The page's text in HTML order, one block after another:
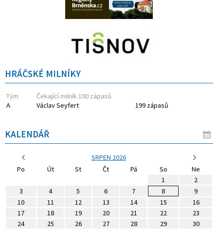
HRÁČSKÉ MILNÍKY
Tým
Čekající milník 100 zápasů
A
Václav Seyfert 199 zápasů
KALENDÁŘ
SRPEN 2026
Po
Út St Čt Pá So
Ne
1
2
3
4 5 6 7 8
9
10
11 12 13 14 15
16
17
18 19 20 21 22
23
24
25 26 27 28 29
30